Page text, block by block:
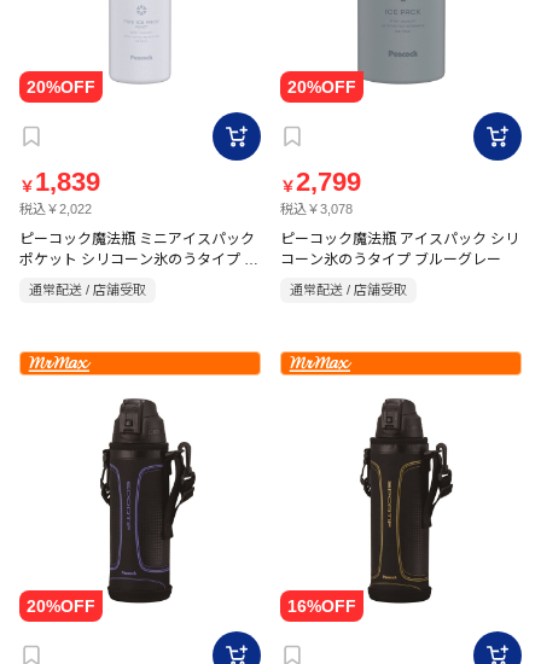
￥ 1,839
税込￥2,022
ピーコック魔法瓶 ミニアイスパック
ポケット シリコーン氷のうタイプ ペ
ールブルー
通常配送 / 店舗受取
￥2,799
税込￥3,078
ピーコック魔法瓶 アイスパック シリ
コーン氷のうタイプ ブルーグレー
通常配送 / 店舗受取